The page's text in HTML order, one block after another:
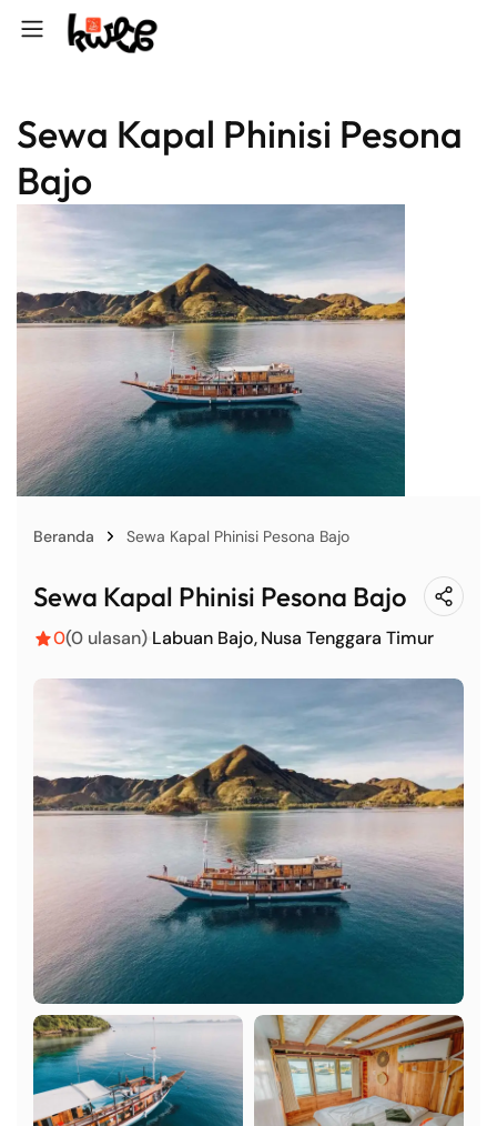
Sewa Kapal Phinisi Pesona
Bajo
Beranda Sewa Kapal Phinisi Pesona Bajo
Sewa Kapal Phinisi Pesona Bajo
0(0 ulasan) Labuan Bajo Nusa Tenggara Timur